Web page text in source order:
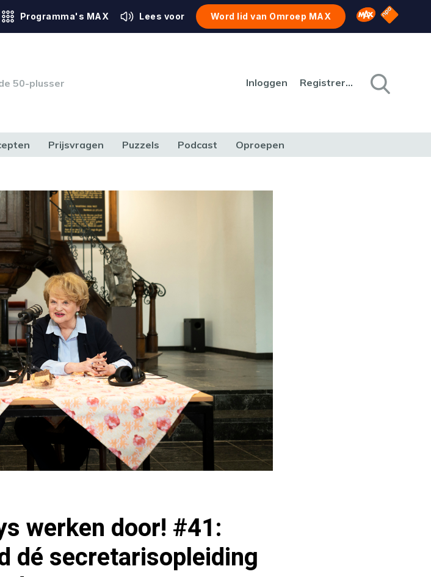
Programma's MAX Lees voor Word lid van Omroep MAX Omroep MAX
NPO
50-plusser Inloggen Registreren
Prijsvragen Puzzels Podcast Oproepen
werken door! #41:
dé secretarisopleiding